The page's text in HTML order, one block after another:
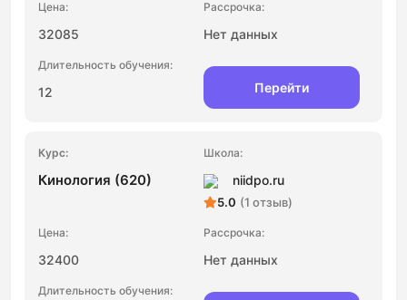
32085 Нет данных
12 Перейти
Кинология (620) niidpo.ru
5.0 (1 отзыв)
32400 Нет данных